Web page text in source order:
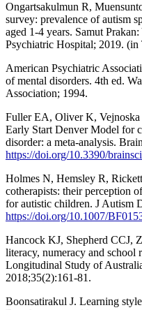
Ongartsakulmun R,
survey: prevalence of autism
aged 1-4 years. Samut
Psychiatric Hospital; 2019. (in
American Psychiatric
of mental disorders. 4th ed.
Association; 1994.
Fuller EA, Oliver K, Vejnoska
Early Start Denver Model for
disorder: a meta-analysis.
https://doi.org/10.3390/
Holmes N, Hemsley R,
cotherapists: their perception
for autistic children. J Autism
https://doi.org/10.1007/
Hancock KJ, Shepherd CCJ,
literacy, numeracy and school
Longitudinal Study of
2018;35(2):161-81.
Boonsatirakul J. Learning